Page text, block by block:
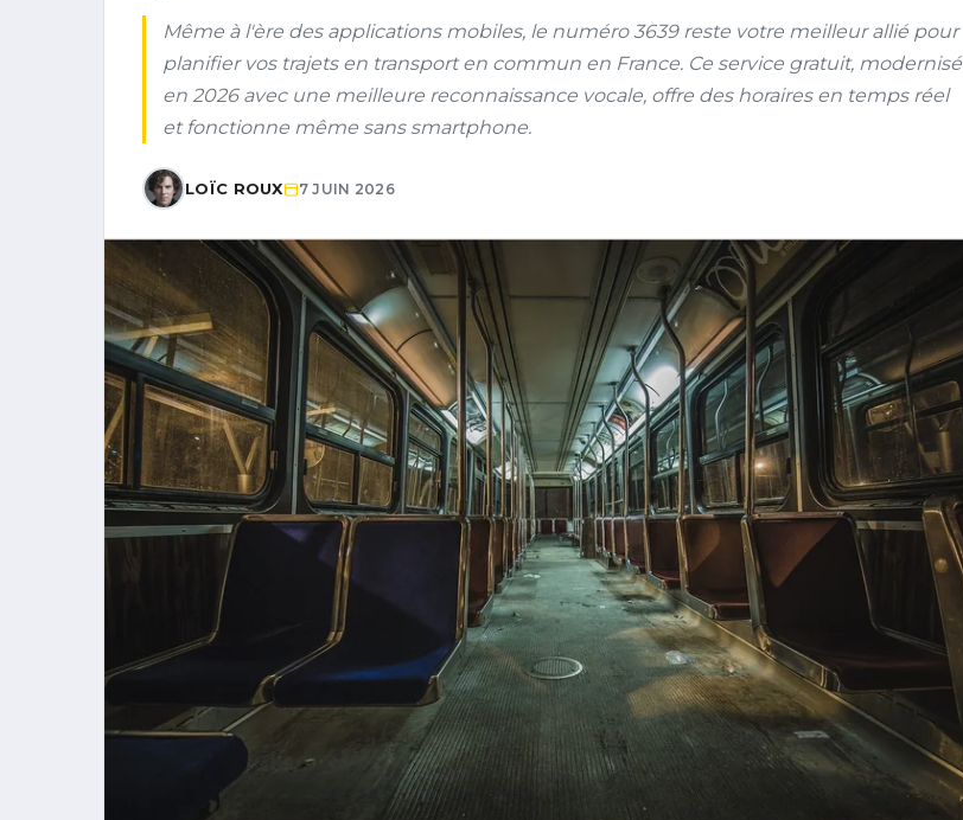
Même à l'ère des applications mobiles, le numéro 3639 reste votre meilleur allié pour
planifier vos trajets en transport en commun en France. Ce service gratuit, modernisé
en 2026 avec une meilleure reconnaissance vocale, offre des horaires en temps réel
et fonctionne même sans smartphone.
LOÏC ROUX 7 JUIN 2026